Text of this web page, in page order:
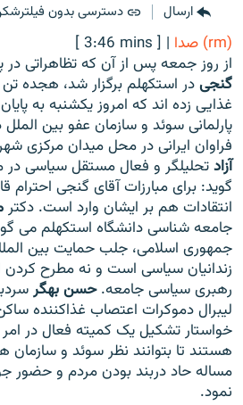
گزارش‌های تصویری
گزارش‌های ویدئویی
زنان فردا
English
به ما بپیوندید
زبان‌های دیگر
ارسال
دسترسی بدون
(rm) صدا |
[ 3:46 mins ]
از روز جمعه پس از آن که تظاهراتی در
گنجیدر استکهلم برگزار شد، هجده
غذایی زده اند که امروز یکشنبه به
پارلمانی سوئد و سازمان عفو بین
فراوان ایرانی در محل میدان مرکزی
آزادتحلیلگر و فعال مستقل سیاسی در
گوید: برای مبارزات آقای گنجی
انتقادات هم بر ایشان وارد است. دکتر
جامعه شناسی دانشگاه استکهلم می
جمهوری اسلامی، جلب حمایت بین
زندانیان سیاسی است و نه مطرح
رهبری سیاسی جامعه.حسن بهگر
لیبرال دموکرات اعتصاب غذاکننده
خواستار تشکیل یک کمیته فعال در
هستند تا بتوانند نظر سوئد و سازمان
مساله حاد دربند بودن مردم و حضور
نمود.